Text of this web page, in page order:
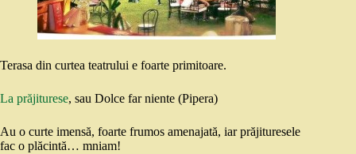
Terasa din curtea teatrului e foarte primitoare.
La prăjiturese, sau Dolce far niente (Pipera)
Au o curte imensă, foarte frumos amenajată, iar prăjituresele
fac o plăcintă… mniam!